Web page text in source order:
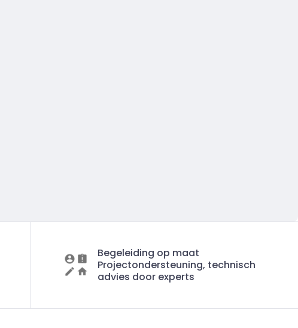
Begeleiding op maat
Projectondersteuning, technisch
advies door experts